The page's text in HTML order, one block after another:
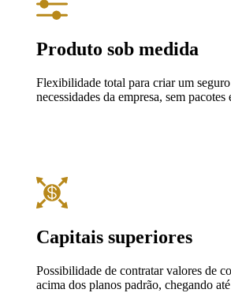
Produto sob medida
Flexibilidade total para criar um
necessidades da empresa, sem pacotes
Capitais superiores
Possibilidade de contratar valores de
acima dos planos padrão, chegando